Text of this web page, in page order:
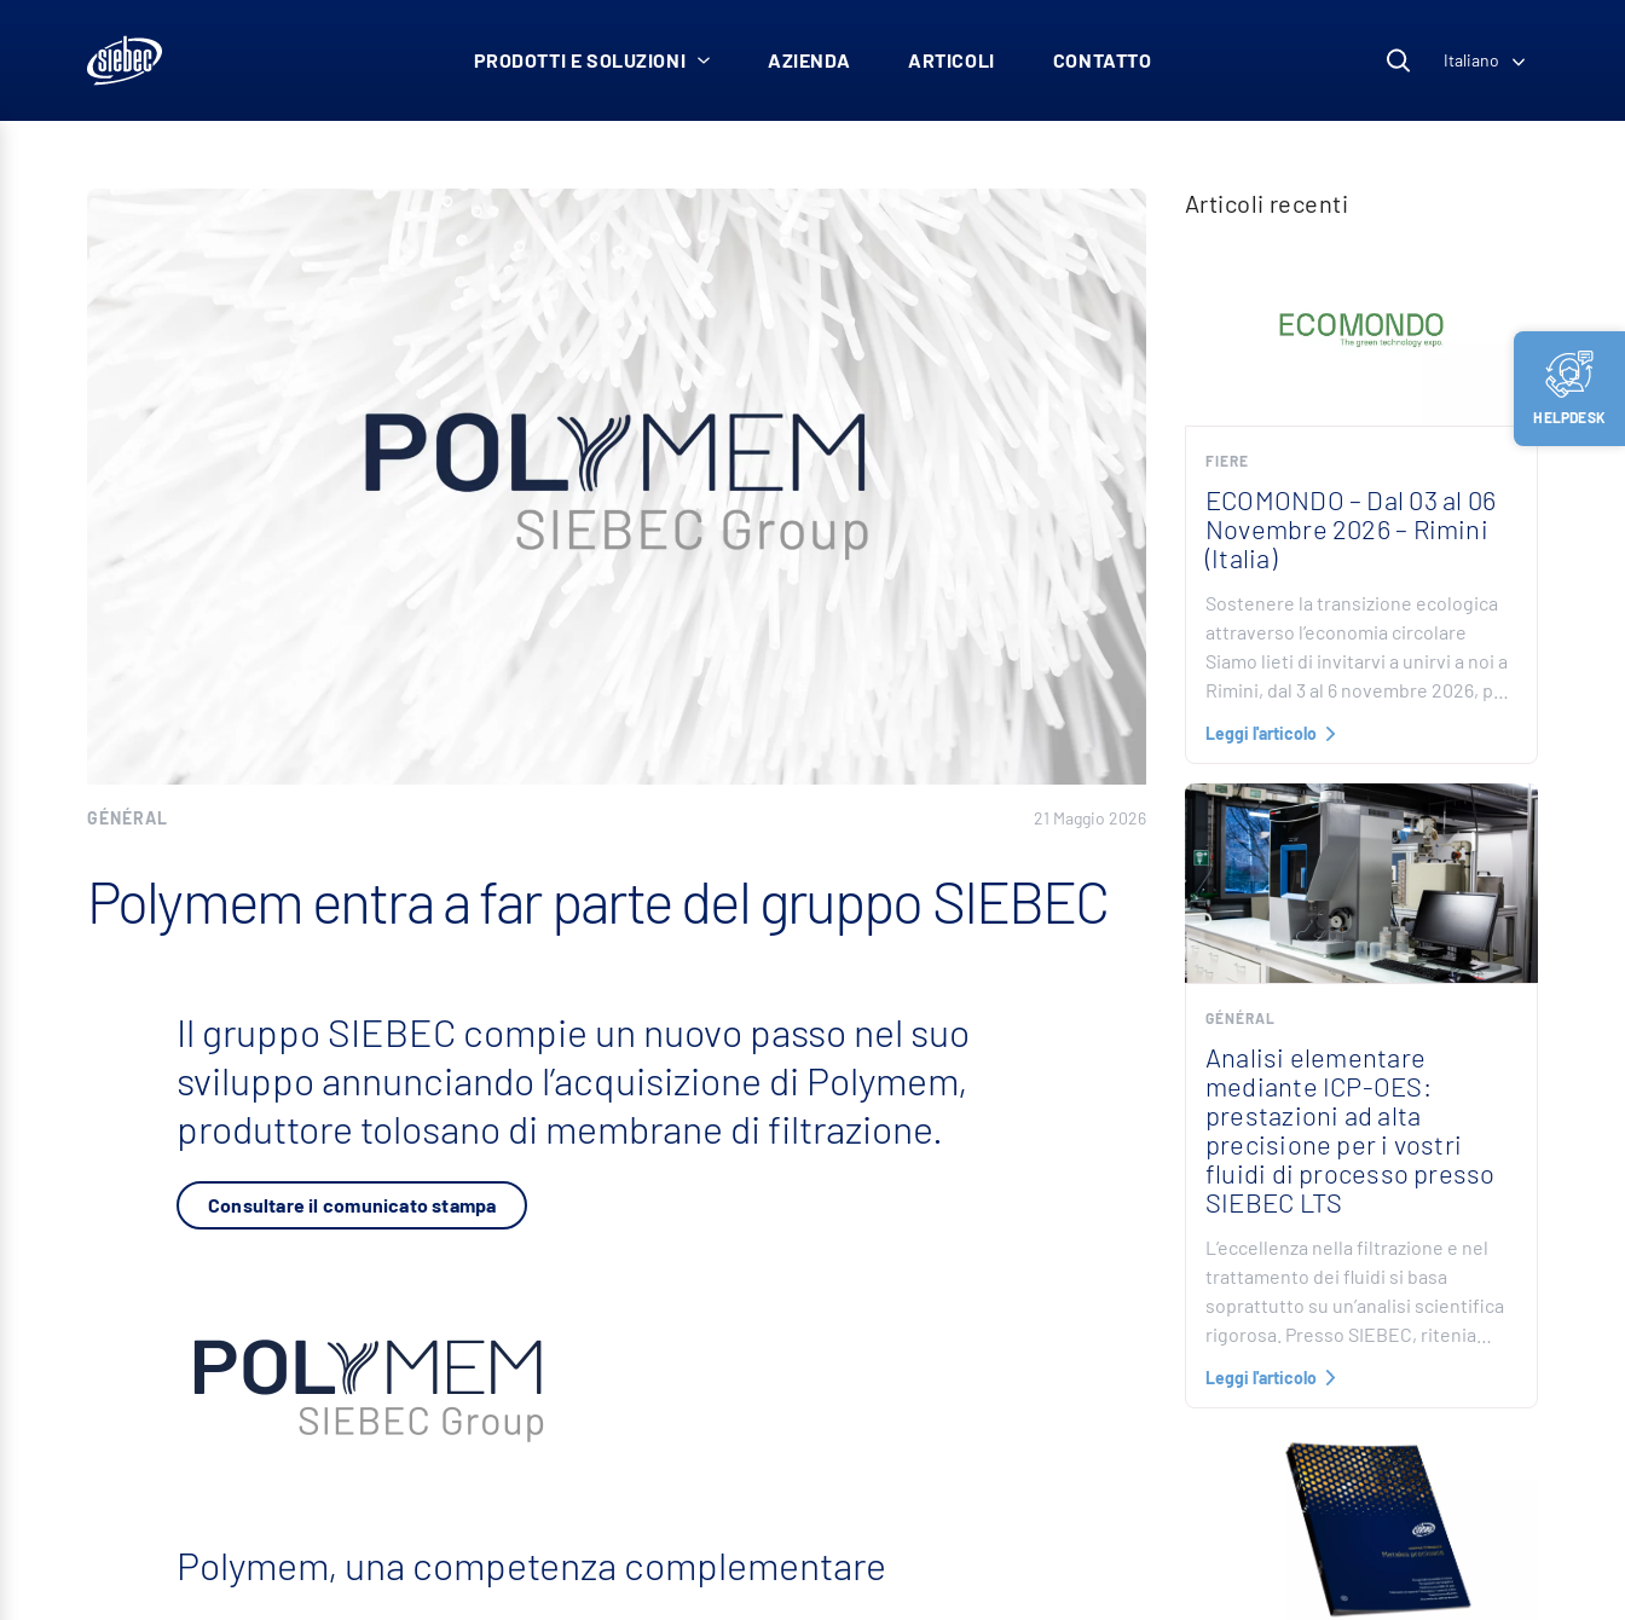
HELPDESK
PRODOTTI E SOLUZIONI AZIENDA ARTICOLI CONTATTO Italiano
GÉNÉRAL 21 Maggio 2026
Polymem entra a far parte del gruppo SIEBEC
Il gruppo SIEBEC compie un nuovo passo nel suo
sviluppo annunciando l’acquisizione di Polymem,
produttore tolosano di membrane di filtrazione.
Consultare il comunicato stampa
Polymem, una competenza complementare
Articoli recenti
FIERE
ECOMONDO – Dal 03 al 06
Novembre 2026 – Rimini
(Italia)
Sostenere la transizione ecologica
attraverso l’economia circolare
Siamo lieti di invitarvi a unirvi a noi a
Rimini, dal 3 al 6 novembre 2026, p…
Leggi l'articolo
GÉNÉRAL
Analisi elementare
mediante ICP-OES:
prestazioni ad alta
precisione per i vostri
fluidi di processo presso
SIEBEC LTS
L’eccellenza nella filtrazione e nel
trattamento dei fluidi si basa
soprattutto su un’analisi scientifica
rigorosa. Presso SIEBEC, ritenia…
Leggi l'articolo